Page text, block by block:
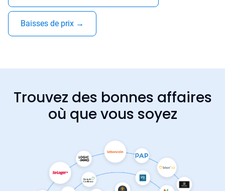
Baisses de prix →
Trouvez des bonnes affaires
où que vous soyez